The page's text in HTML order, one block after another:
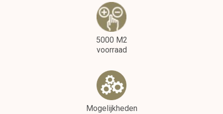
5000 M2
voorraad
Mogelijkheden